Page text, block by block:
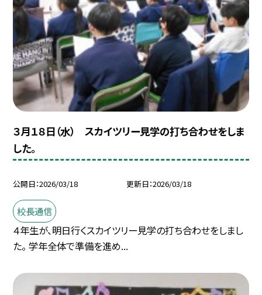
３月１８日（水） スカイツリー見学の打ち合わせをしま
した。
公開日 2026/03/18 更新日 2026/03/18
校長通信
４年生が、明日行くスカイツリー見学の打ち合わせをしまし
た。 学年全体で準備を進め...